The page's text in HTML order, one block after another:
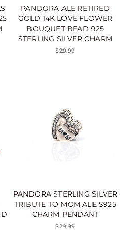
PANDORA ALE RETIRED
GOLD 14K LOVE FLOWER
BOUQUET BEAD 925
STERLING SILVER CHARM
$29.99
PANDORA STERLING SILVER
TRIBUTE TO MOM ALE S925
CHARM PENDANT
$29.99